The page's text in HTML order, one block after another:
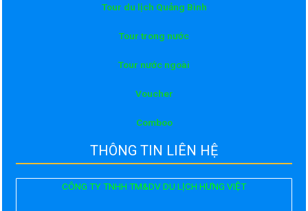
Tour du lịch Quảng Bình
Tour trong nước
Tour nước ngoài
Voucher
Comboo
THÔNG TIN LIÊN HỆ
CÔNG TY TNHH TM&DV DU LỊCH HƯNG VIỆT